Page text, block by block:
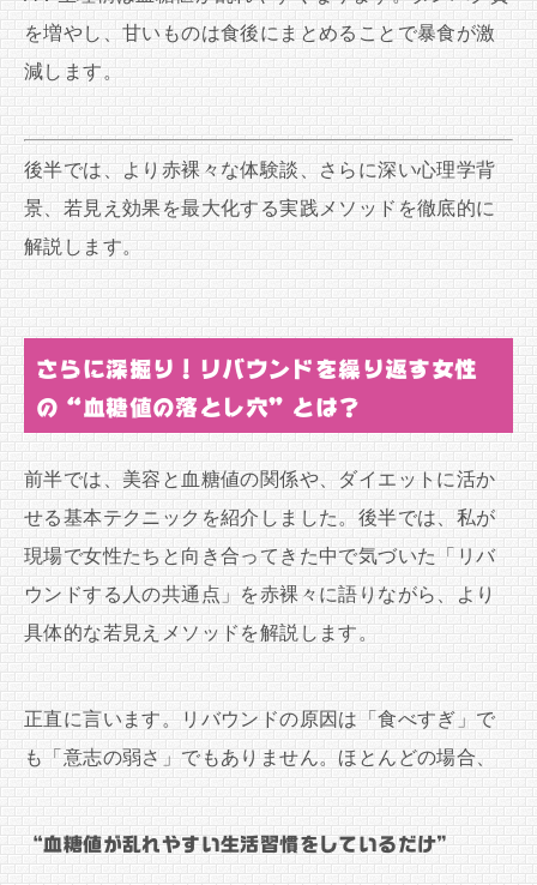
を増やし、甘いものは食後にまとめることで暴食が激
減します。
後半では、より赤裸々な体験談、さらに深い心理学背
景、若見え効果を最大化する実践メソッドを徹底的に
解説します。
さらに深掘り！リバウンドを繰り返す女性
の“血糖値の落とし穴”とは？
前半では、美容と血糖値の関係や、ダイエットに活か
せる基本テクニックを紹介しました。後半では、私が
現場で女性たちと向き合ってきた中で気づいた「リバ
ウンドする人の共通点」を赤裸々に語りながら、より
具体的な若見えメソッドを解説します。
正直に言います。リバウンドの原因は「食べすぎ」で
も「意志の弱さ」でもありません。ほとんどの場合、
“血糖値が乱れやすい生活習慣をしているだけ”